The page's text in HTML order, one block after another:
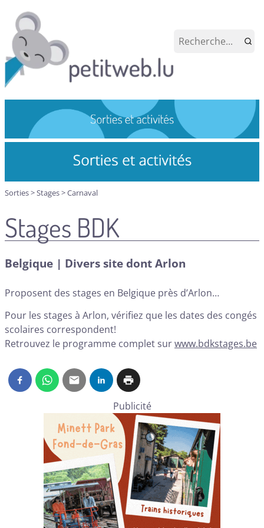
Sorties>Stages>Carnaval
Stages BDK
Belgique | Divers site dont Arlon
Proposent des stages en Belgique près d’Arlon…
Pour les stages à Arlon, vérifiez que les dates des congés
scolaires correspondent!
Retrouvez le programme complet surwww.bdkstages.be
Publicité